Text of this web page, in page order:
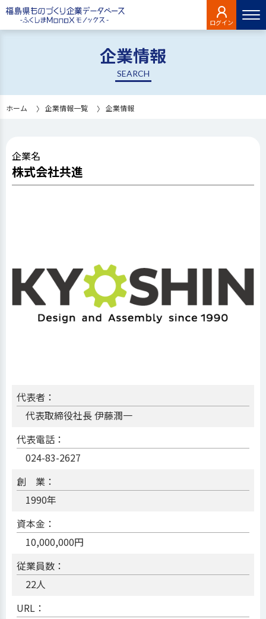
ログイン
企業情報
SEARCH
ホーム 企業情報一覧 企業情報
企業名
株式会社共進
代表者：
代表取締役社長 伊藤潤一
代表電話：
024-83-2627
創 業：
1990年
資本金：
10,000,000円
従業員数：
22人
URL：